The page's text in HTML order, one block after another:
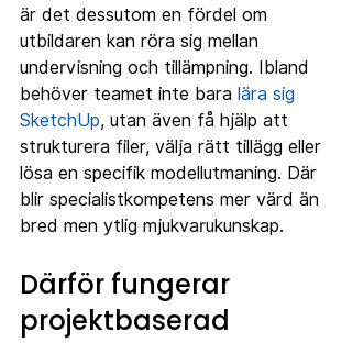
är det dessutom en fördel om
utbildaren kan röra sig mellan
undervisning och tillämpning. Ibland
behöver teamet inte bara lära sig
SketchUp, utan även få hjälp att
strukturera filer, välja rätt tillägg eller
lösa en specifik modellutmaning. Där
blir specialistkompetens mer värd än
bred men ytlig mjukvarukunskap.
Därför fungerar
projektbaserad